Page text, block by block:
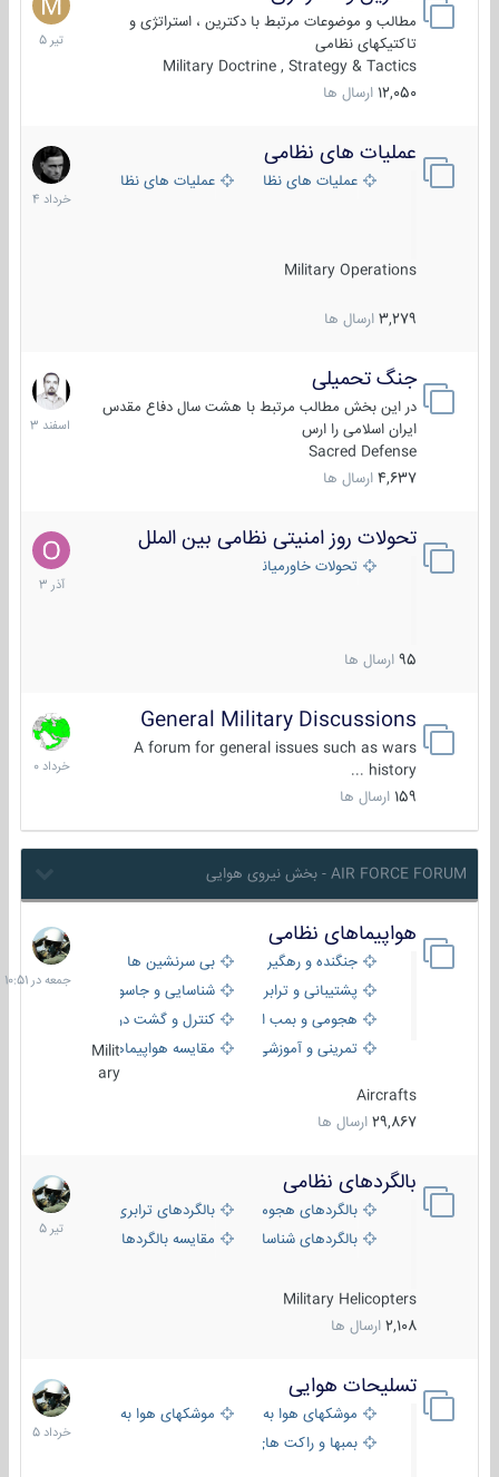
مطالب و موضوعات مرتبط با دکترین ، استراتژی و
تاکتیکهای نظامی
Military Doctrine , Strategy & Tactics
12,050 ارسال ها
تیر
1405
عملیات های نظامی
عملیات های نظامی ایرانعملیات های نظامی خارجی
Military Operations
3,279 ارسال ها
5
خرداد
1404
جنگ تحمیلی
در این بخش مطالب مرتبط با هشت سال دفاع مقدس
ایران اسلامی را ارس
Sacred Defense
4,637 ارسال ها
20
اسفند
1403
تحولات روز امنیتی نظامی بین الملل
تحولات خاورمیانه
95 ارسال ها
21
آذر
1403
General Military Discussions
A forum for general issues such as wars
history ...
159 ارسال ها
10
خرداد
1400
AIR FORCE FORUM - بخش نیروی هوایی
هواپیماهای نظامی
جنگنده و رهگیر
بی سرنشین ها
پشتیبانی و ترابری
شناسایی و جاسوسی
هجومی و بمب افکن
کنترل و گشت دریایی
تمرینی و آموزشی
مقایسه هواپیماهاMilit
ary
Aircrafts
29,867 ارسال ها
جمعه
در
10:51
بالگردهای نظامی
بالگردهای هجومی
بالگردهای ترابری
بالگردهای شناسایی
مقایسه بالگردها
Military Helicopters
2,108 ارسال ها
22
تیر
1405
تسلیحات هوایی
موشکهای هوا به هوا
موشکهای هوا به سطح
بمبها و راکت های هوایی
30
خرداد
1405